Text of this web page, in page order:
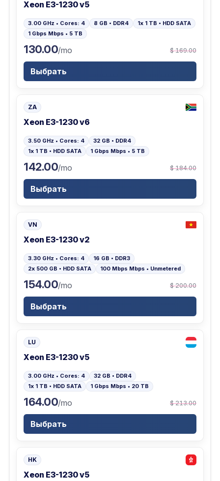
Xeon E3-1230 v5
3.00 GHz • Cores: 4 8 GB • DDR4
1x 1 TB • HDD SATA
1 Gbps Mbps • 5 TB
130.00/mo $ 169.00
Выбрать
ZA
Xeon E3-1230 v6
3.50 GHz • Cores: 4
32 GB • DDR4
1x 1 TB • HDD SATA
1 Gbps Mbps • 5 TB
142.00/mo $ 184.00
Выбрать
VN
Xeon E3-1230 v2
3.30 GHz • Cores: 4
16 GB • DDR3
2x 500 GB • HDD SATA
100 Mbps Mbps • Unmetered
154.00/mo $ 200.00
Выбрать
LU
Xeon E3-1230 v5
3.00 GHz • Cores: 4
32 GB • DDR4
1x 1 TB • HDD SATA
1 Gbps Mbps • 20 TB
164.00/mo $ 213.00
Выбрать
HK
Xeon E3-1230 v5